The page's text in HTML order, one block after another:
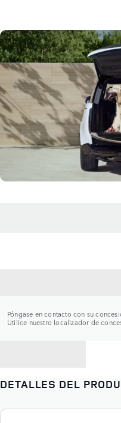
Póngase en contacto con su
Utilice nuestro localizador de
DETALLES DEL